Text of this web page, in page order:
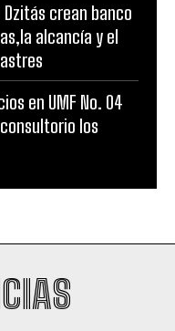
crean banco
alcancía y el
en UMF No. 04
los